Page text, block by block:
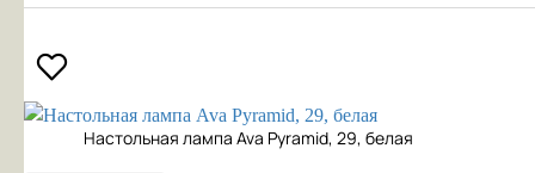
Настольная лампа Ava Pyramid, 29, белая